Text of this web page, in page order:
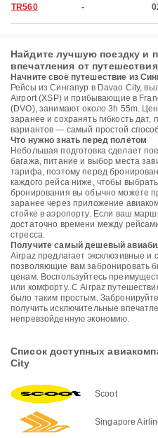
TR560 -
Найдите лучшую поездку и
впечатления от путешествия
Начните своё путешествие из
Рейсы из Сингапур в Davao City,
Airport (XSP) и прибывающие в
(DVO), занимают около 3h 55m.
заранее и сохранять гибкость
вариантов — самый простой
Что нужно знать перед полётом
Небольшая подготовка сделает
багажа, питание и выбор места
тарифа, поэтому перед
каждого рейса ниже, чтобы
бронирования вы обычно можете
заранее через приложение
стойке в аэропорту. Если ваш
достаточно времени между
стресса.
Получите самый дешевый
Airpaz предлагает эксклюзивные
позволяющие вам забронировать
ценам. Воспользуйтесь
или комфорту. С Airpaz
было таким простым.
получить исключительные
непревзойденную экономию.
Список доступных
City
Scoot
Singapore